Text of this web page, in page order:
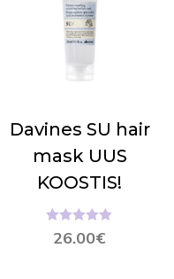
Davines SU hair
mask UUS
KOOSTIS!
26.00€
Hinnanguga
5.00/ 5